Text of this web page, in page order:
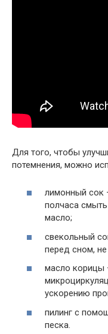
Для того, чтобы
потемнения, можно
лимонный сок
полчаса
масло;
свекольный
перед сном,
масло корицы
ускорению
пилинг с
песка.